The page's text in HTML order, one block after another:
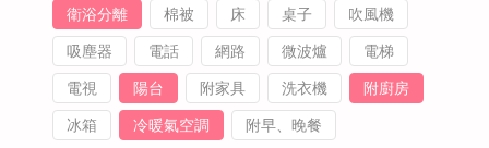
衛浴分離 棉被 床 桌子
吹風機
吸塵器
電話 網路 微波爐
電梯
電視
陽台 附家具 洗衣機
附廚房
冰箱
冷暖氣空調 附早、晚餐